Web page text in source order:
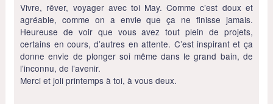
Vivre, rêver, voyager avec toi May. Comme c’est doux et
agréable, comme on a envie que ça ne finisse jamais.
Heureuse de voir que vous avez tout plein de projets,
certains en cours, d’autres en attente. C’est inspirant et ça
donne envie de plonger soi même dans le grand bain, de
l’inconnu, de l’avenir.
Merci et joli printemps à toi, à vous deux.